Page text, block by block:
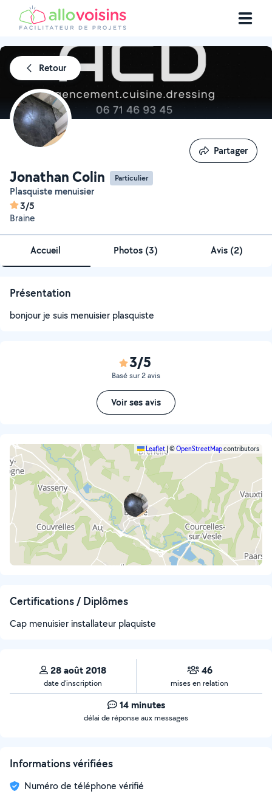
Retour
Jonathan Colin Particulier
plasquiste menuisier
3/5
Braine
Partager
Partager
Accueil Photos (3) Avis (2)
Présentation
bonjour je suis menuisier plasquiste
3/5
Basé sur 2 avis
Voir ses avis
Leaflet| ©OpenStreetMapcontributors
Certifications / Diplômes
Cap menuisier installateur plaquiste
28 août 2018
date d’inscription
46
mises en relation
14 minutes
délai de réponse aux messages
Informations vérifiées
Numéro de téléphone vérifié